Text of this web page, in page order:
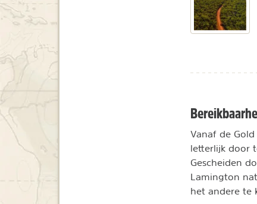
Vanaf de
letterlijk door
Gescheiden
Lamington
het andere te